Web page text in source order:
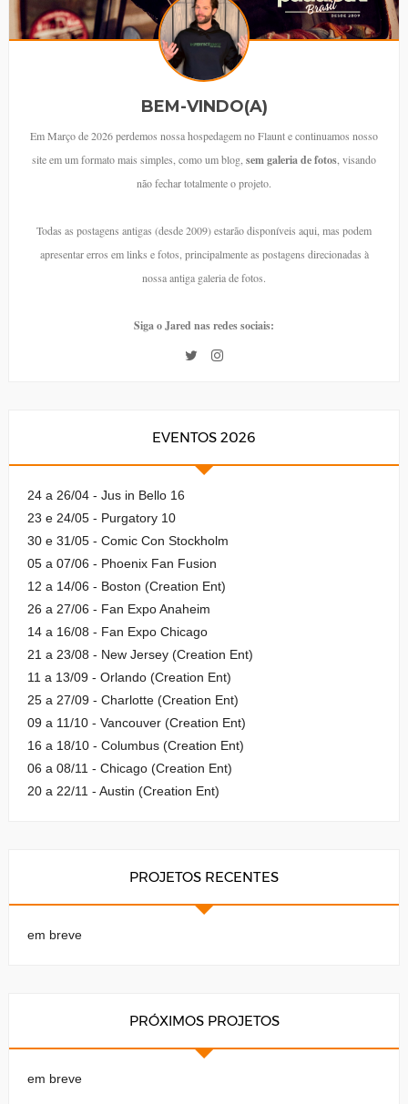
BEM-VINDO(A)
Em Março de 2026 perdemos nossa hospedagem no Flaunt e continuamos nosso
site em um formato mais simples, como um blog, sem galeria de fotos , visando
não fechar totalmente o projeto.
Todas as postagens antigas (desde 2009) estarão disponíveis aqui, mas podem
apresentar erros em links e fotos, principalmente as postagens direcionadas à
nossa antiga galeria de fotos.
Siga o Jared nas redes sociais:
EVENTOS 2026
24 a 26/04 - Jus in Bello 16
23 e 24/05 - Purgatory 10
30 e 31/05 - Comic Con Stockholm
05 a 07/06 - Phoenix Fan Fusion
12 a 14/06 - Boston (Creation Ent)
26 a 27/06 - Fan Expo Anaheim
14 a 16/08 - Fan Expo Chicago
21 a 23/08 - New Jersey (Creation Ent)
11 a 13/09 - Orlando (Creation Ent)
25 a 27/09 - Charlotte (Creation Ent)
09 a 11/10 - Vancouver (Creation Ent)
16 a 18/10 - Columbus (Creation Ent)
06 a 08/11 - Chicago (Creation Ent)
20 a 22/11 - Austin (Creation Ent)
PROJETOS RECENTES
em breve
PRÓXIMOS PROJETOS
em breve